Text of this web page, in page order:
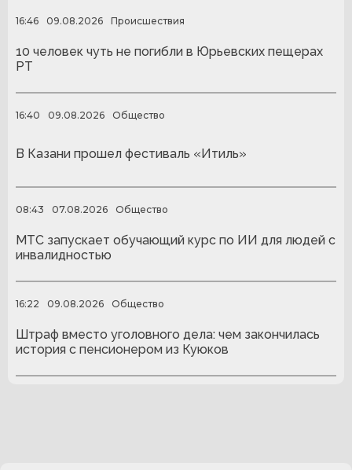
16:46 09.08.2026 Происшествия
10 человек чуть не погибли в Юрьевских пещерах
РТ
16:40 09.08.2026 Общество
В Казани прошел фестиваль «Итиль»
08:43 07.08.2026 Общество
МТС запускает обучающий курс по ИИ для людей с
инвалидностью
16:22 09.08.2026 Общество
Штраф вместо уголовного дела: чем закончилась
история с пенсионером из Куюков